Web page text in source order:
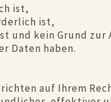
ist,
ist,
kein Grund zur
Daten haben.
auf Ihrem